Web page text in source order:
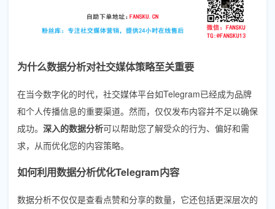
为什么数据分析对社交媒体策略至关重要
在当今数字化的时代，社交媒体平台如Telegram已经成为品牌
和个人传播信息的重要渠道。然而，仅仅发布内容并不足以确保
成功。 深入的数据分析可以帮助您了解受众的行为、偏好和需
求，从而优化您的内容策略。
如何利用数据分析优化Telegram内容
数据分析不仅仅是查看点赞和分享的数量，它还包括更深层次的